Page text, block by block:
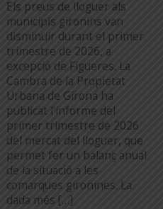
Els preus de lloguer als
municipis gironins van
disminuir durant el primer
trimestre de 2026, a
excepció de Figueres. La
Cambra de la Propietat
Urbana de Girona ha
publicat l’informe del
primer trimestre de 2026
del mercat del lloguer, que
permet fer un balanç anual
de la situació a les
comarques gironines. La
dada més […]